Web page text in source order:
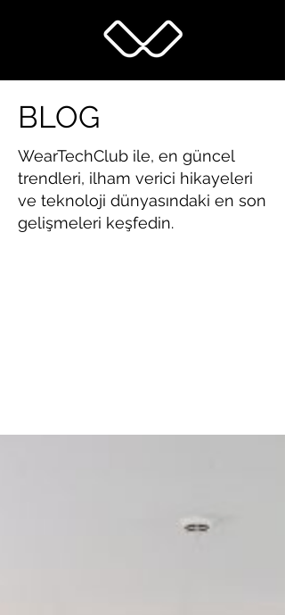
BLOG
WearTechClub ile, en güncel
trendleri, ilham verici hikayeleri
ve teknoloji dünyasındaki en son
gelişmeleri keşfedin.